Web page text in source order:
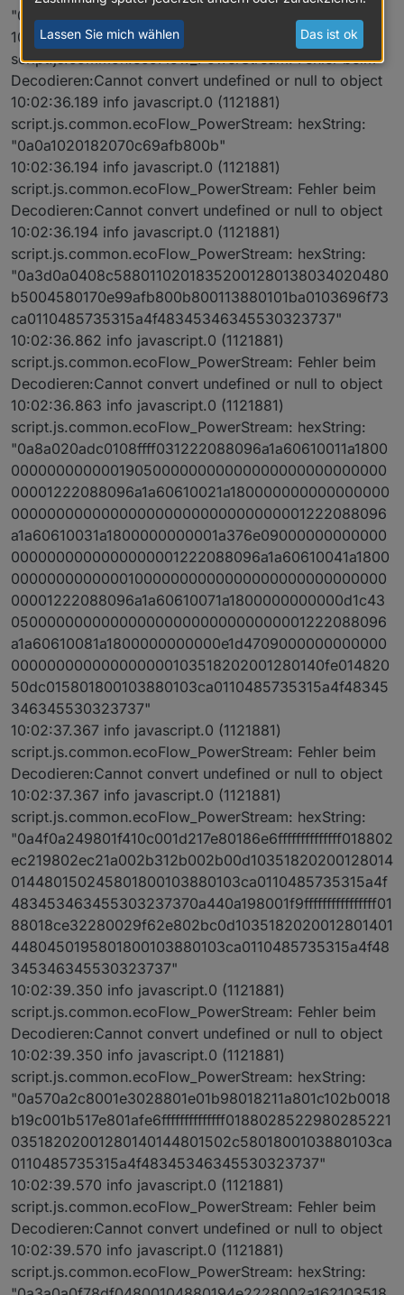
"0a0a1020182070c69afb800b"
10:02:36.189 info javascript.0 (1121881)
script.js.common.ecoFlow_PowerStream: Fehler beim
Decodieren:Cannot convert undefined or null to object
10:02:36.189 info javascript.0 (1121881)
script.js.common.ecoFlow_PowerStream: hexString:
"0a0a1020182070c69afb800b"
10:02:36.194 info javascript.0 (1121881)
script.js.common.ecoFlow_PowerStream: Fehler beim
Decodieren:Cannot convert undefined or null to object
10:02:36.194 info javascript.0 (1121881)
script.js.common.ecoFlow_PowerStream: hexString:
"0a3d0a0408c58801102018352001280138034020480
b5004580170e99afb800b800113880101ba0103696f73
ca0110485735315a4f48345346345530323737"
10:02:36.862 info javascript.0 (1121881)
script.js.common.ecoFlow_PowerStream: Fehler beim
Decodieren:Cannot convert undefined or null to object
10:02:36.863 info javascript.0 (1121881)
script.js.common.ecoFlow_PowerStream: hexString:
"0a8a020adc0108ffff031222088096a1a60610011a1800
000000000000190500000000000000000000000000
00001222088096a1a60610021a180000000000000000
000000000000000000000000000000001222088096
a1a60610031a1800000000001a376e09000000000000
0000000000000000001222088096a1a60610041a1800
000000000000010000000000000000000000000000
00001222088096a1a60610071a1800000000000d1c43
050000000000000000000000000000001222088096
a1a60610081a1800000000000e1d4709000000000000
000000000000000000103518202001280140fe014820
50dc015801800103880103ca0110485735315a4f48345
346345530323737"
10:02:37.367 info javascript.0 (1121881)
script.js.common.ecoFlow_PowerStream: Fehler beim
Decodieren:Cannot convert undefined or null to object
10:02:37.367 info javascript.0 (1121881)
script.js.common.ecoFlow_PowerStream: hexString:
"0a4f0a249801f410c001d217e80186e6ffffffffffffff018802
ec219802ec21a002b312b002b00d10351820200128014
014480150245801800103880103ca0110485735315a4f
483453463455303237370a440a198001f9ffffffffffffffff01
88018ce32280029f62e802bc0d1035182020012801401
4480450195801800103880103ca0110485735315a4f48
345346345530323737"
10:02:39.350 info javascript.0 (1121881)
script.js.common.ecoFlow_PowerStream: Fehler beim
Decodieren:Cannot convert undefined or null to object
10:02:39.350 info javascript.0 (1121881)
script.js.common.ecoFlow_PowerStream: hexString:
"0a570a2c8001e3028801e01b98018211a801c102b0018
b19c001b517e801afe6ffffffffffffff0188028522980285221
03518202001280140144801502c5801800103880103ca
0110485735315a4f48345346345530323737"
10:02:39.570 info javascript.0 (1121881)
script.js.common.ecoFlow_PowerStream: Fehler beim
Decodieren:Cannot convert undefined or null to object
10:02:39.570 info javascript.0 (1121881)
script.js.common.ecoFlow_PowerStream: hexString:
Lassen Sie mich wählen Das ist ok